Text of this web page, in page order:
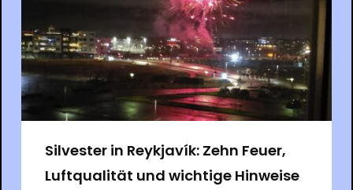
Silvester in Reykjavík: Zehn Feuer,
Luftqualität und wichtige Hinweise